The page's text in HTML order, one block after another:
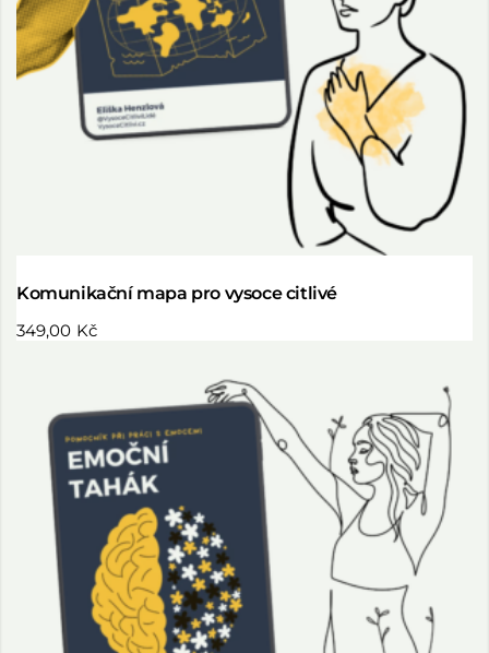
Komunikační mapa pro vysoce citlivé
349,00 Kč